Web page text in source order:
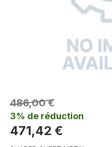
486,00 €
3% de réduction
471,42 €